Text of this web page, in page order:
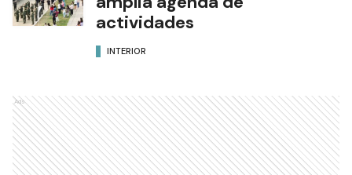
actividades
INTERIOR
Ads